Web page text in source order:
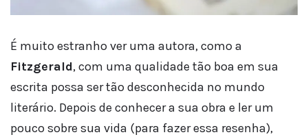
É muito estranho ver uma autora, como a
Fitzgerald, com uma qualidade tão boa em sua
escrita possa ser tão desconhecida no mundo
literário. Depois de conhecer a sua obra e ler um
pouco sobre sua vida (para fazer essa resenha),